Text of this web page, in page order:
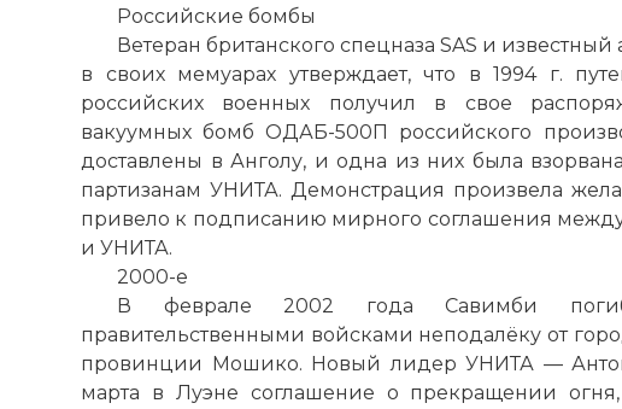
Российские бомбы
Ветеран британского спецназа SAS и
в своих мемуарах утверждает, что в 1994 г.
российских военных получил в свое
вакуумных бомб ОДАБ-500П российского
доставлены в Анголу, и одна из них была
партизанам УНИТА. Демонстрация произвела
привело к подписанию мирного соглашения
и УНИТА.
2000-е
В феврале 2002 года Савимби
правительственными войсками неподалёку от
провинции Мошико. Новый лидер УНИТА —
марта в Луэне соглашение о прекращении
Проверочный код:
Вернуться в статью: